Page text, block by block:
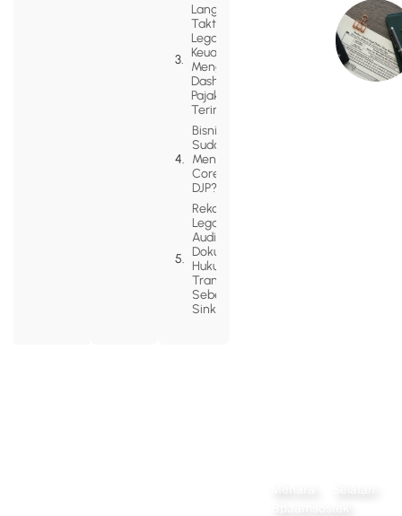
Langkah
Taktis Tim
Legal dan
Keuangan
Menghadapi
Dashboard
Pajak
Terintegrasi
Bisnis Anda
Sudah Siap
Menghadapi
Coretax
DJP?
Rekomendasi
Legazy: Pre-
Audit
Dokumentasi
Hukum
Transaksi
Sebelum
Sinkronisasi